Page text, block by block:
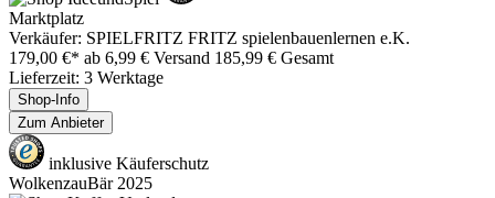
Marktplatz
Verkäufer: SPIELFRITZ FRITZ spielenbauenlernen e.K.
179,00 €* ab 6,99 € Versand 185,99 € Gesamt
Lieferzeit: 3 Werktage
Shop-Info
Zum Anbieter
inklusive Käuferschutz
WolkenzauBär 2025